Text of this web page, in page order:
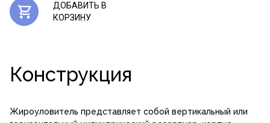
ДОБАВИТЬ В
КОРЗИНУ
Конструкция
Жироуловитель представляет собой вертикальный или